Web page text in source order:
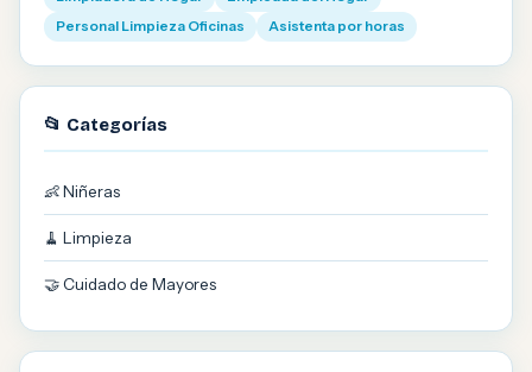
Personal Limpieza Oficinas
Asistenta por horas
📂 Categorías
👶 Niñeras
🧹 Limpieza
🤝 Cuidado de Mayores